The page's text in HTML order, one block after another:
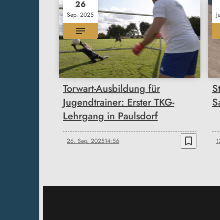
26
Sep. 2025
Torwart-Ausbildung für
Jugendtrainer: Erster TKG-
Lehrgang in Paulsdorf
26. Sep. 202514:56 bookmark_border